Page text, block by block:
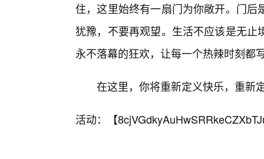
住，这里始终有一扇门为你敞开。门
犹豫，不要再观望。生活不应该是无
永不落幕的狂欢，让每一个热辣时刻都
在这里，你将重新定义快乐，重新
活动：【